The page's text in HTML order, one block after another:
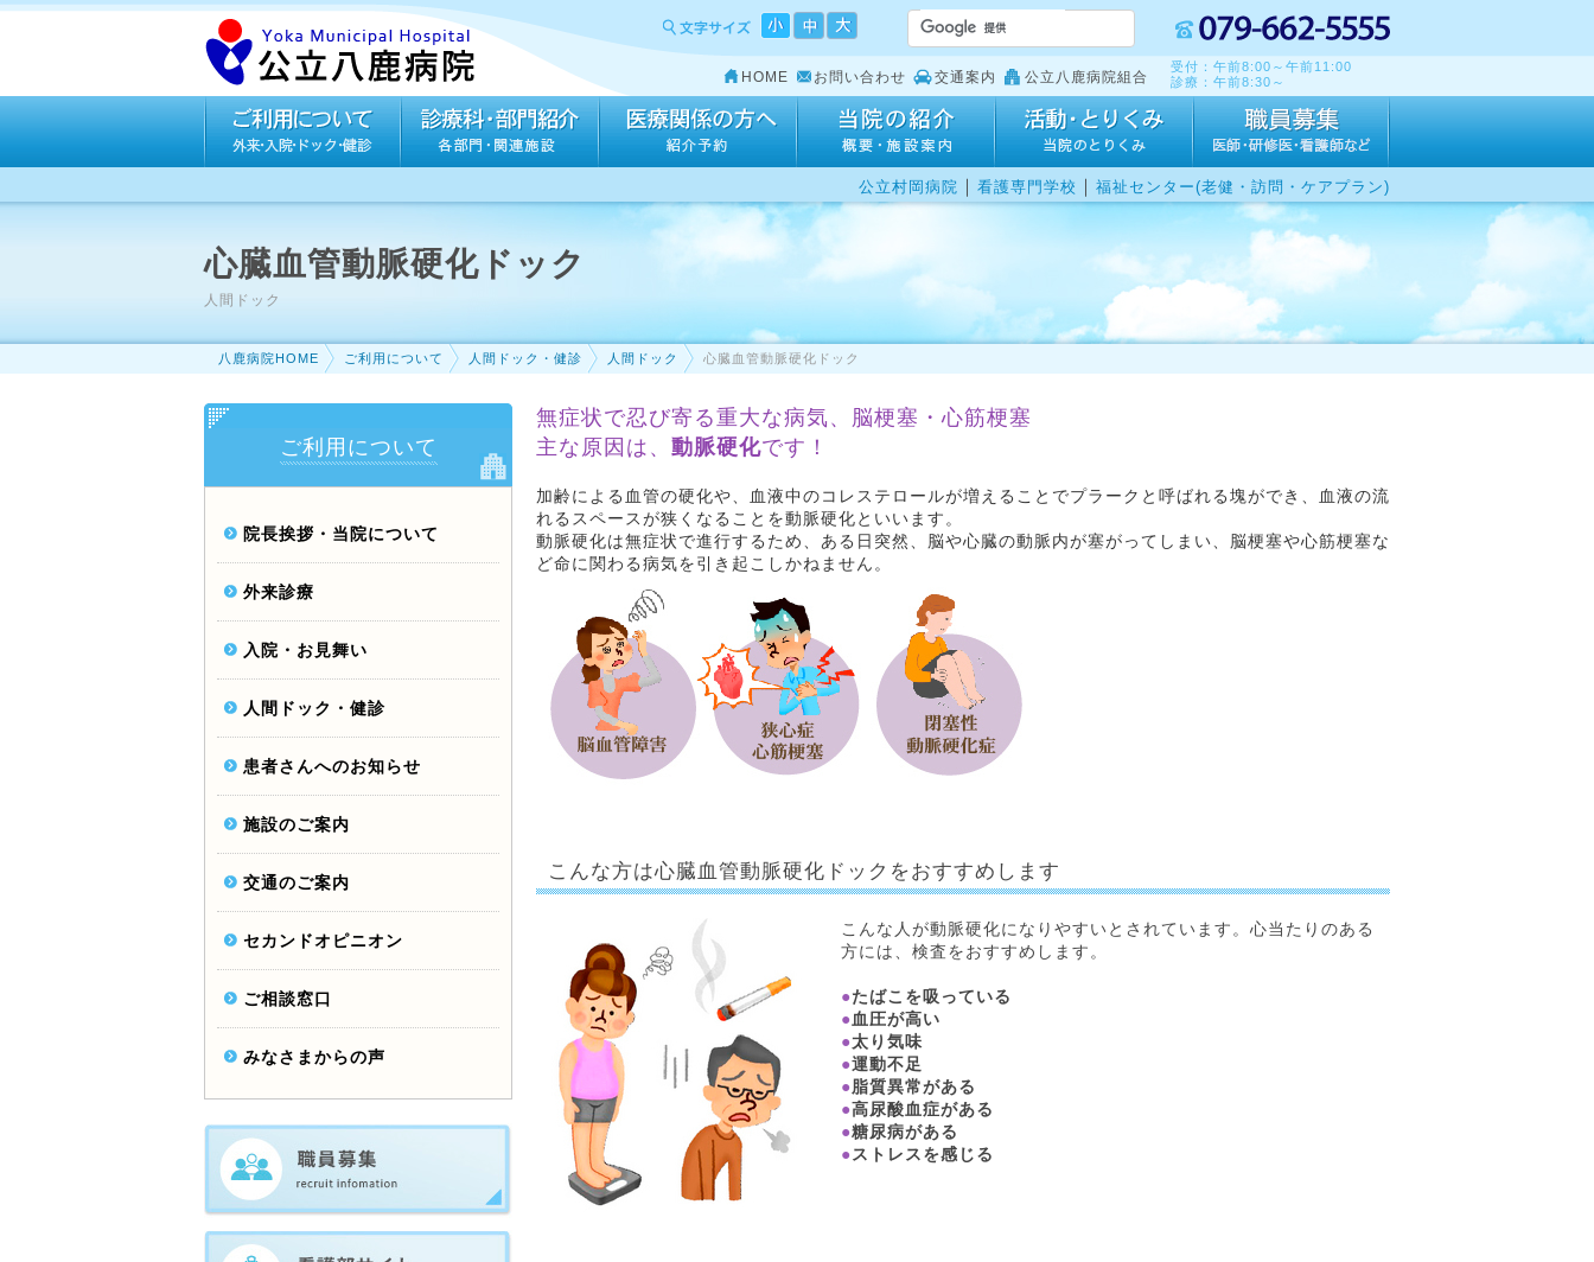
HOME お問い合わせ 交通案内 公立八鹿病院組合
受付：午前8:00～午前11:00
診療：午前8:30～
公立村岡病院 ｜ 看護専門学校 ｜ 福祉センター(老健・訪問・ケアプラン)
心臓血管動脈硬化ドック
人間ドック
八鹿病院HOME ご利用について 人間ドック・健診 人間ドック 心臓血管動脈硬化ドック
無症状で忍び寄る重大な病気、脳梗塞・心筋梗塞
主な原因は、 動脈硬化です！
加齢による血管の硬化や、血液中のコレステロールが増えることでプラークと呼ばれる塊ができ、血液の流
れるスペースが狭くなることを動脈硬化といいます。
動脈硬化は無症状で進行するため、ある日突然、脳や心臓の動脈内が塞がってしまい、脳梗塞や心筋梗塞な
ど命に関わる病気を引き起こしかねません。
こんな方は心臓血管動脈硬化ドックをおすすめします
こんな人が動脈硬化になりやすいとされています。心当たりのある
方には、検査をおすすめします。
●たばこを吸っている
●血圧が高い
●太り気味
●運動不足
●脂質異常がある
●高尿酸血症がある
●糖尿病がある
●ストレスを感じる
ご利用について
院長挨拶・当院について
外来診療
入院・お見舞い
人間ドック・健診
患者さんへのお知らせ
施設のご案内
交通のご案内
セカンドオピニオン
ご相談窓口
みなさまからの声